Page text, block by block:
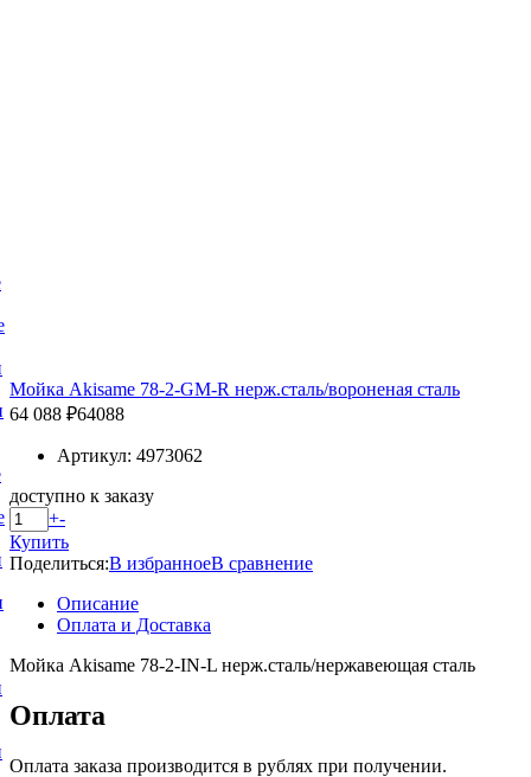
Мойка Akisame 78-2-GM-R нерж.сталь/вороненая сталь
64 088 ₽64088
Артикул: 4973062
доступно к заказу
+-
Купить
Поделиться:В избранноеВ сравнение
Описание
Оплата и Доставка
Мойка Akisame 78-2-IN-L нерж.сталь/нержавеющая сталь
Оплата
Оплата заказа производится в рублях при получении.